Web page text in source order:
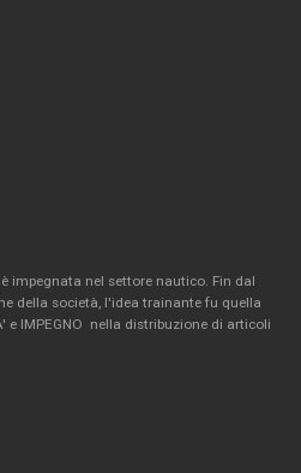
impegnata nel settore nautico. Fin dal
della società, l'idea trainante fu quella
e IMPEGNO nella distribuzione di articoli